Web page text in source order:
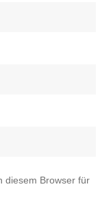
diesem Browser für